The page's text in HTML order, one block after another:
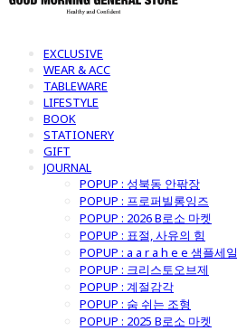
EXCLUSIVE
WEAR & ACC
TABLEWARE
LIFESTYLE
BOOK
STATIONERY
GIFT
JOURNAL
POPUP : 성북동 안팎장
POPUP : 프로퍼빌롱잉즈
POPUP : 2026 B로소 마켓
POPUP : 표절, 사유의 힘
POPUP : a a r a h e e 샘플세일
POPUP : 크리스토오브제
POPUP : 계절감각
POPUP : 숨 쉬는 조형
POPUP : 2025 B로소 마켓